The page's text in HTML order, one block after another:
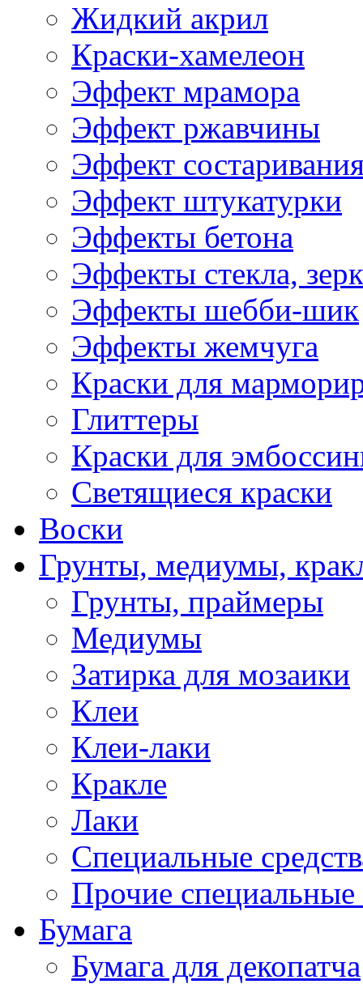
Жидкий акрил
Краски-хамелеон
Эффект мрамора
Эффект ржавчины
Эффект
Эффект штукатурки
Эффекты бетона
Эффекты стекла,
Эффекты шебби-шик
Эффекты жемчуга
Краски для
Глиттеры
Краски для
Светящиеся краски
Воски
Грунты, медиумы,
Грунты, праймеры
Медиумы
Затирка для мозаики
Клеи
Клеи-лаки
Кракле
Лаки
Специальные
Прочие специальные
Бумага
Бумага для декопатча